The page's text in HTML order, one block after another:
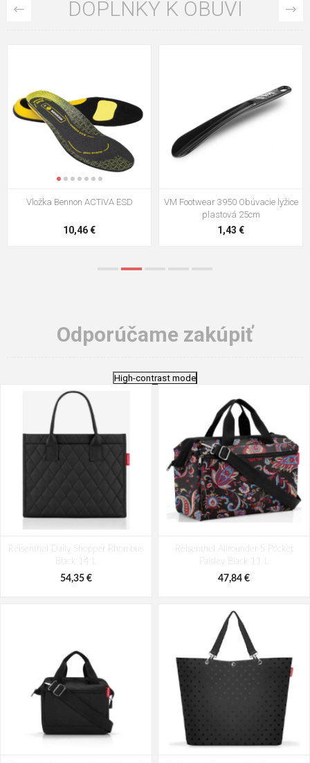
DOPLNKY K OBUVI
VM Footwear 3009 Vkladacia
5,21 €
VM Footwear 3102 Šnúrky ploché
0,79 €
Odporúčame zakúpiť
High-contrast mode
Reisenthel Daily Shopper Rhombus
Black 14 L
54,35 €
Reisenthel Allrounder S Pocket
Paisley Black 11 L
47,84 €